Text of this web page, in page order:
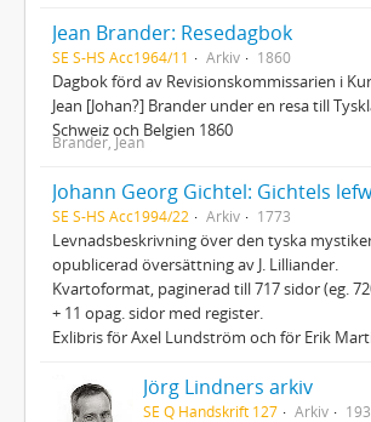
Jean Brander: Resedagbok
SE S-HS Acc1964/11 Arkiv 1860
Dagbok förd av Revisionskommissarien i
Jean [Johan?] Brander under en resa till
Schweiz och Belgien 1860
Brander, Jean
SE S-HS Acc1994/22 Arkiv 1773
Levnadsbeskrivning över den tyska
opublicerad översättning av J. Lilliander.
Kvartoformat, paginerad till 717 sidor (eg.
+ 11 opag. sidor med register.
Exlibris för Axel Lundström och för Erik
Jörg Lindners arkiv
SE Q Handskrift 127 Arkiv